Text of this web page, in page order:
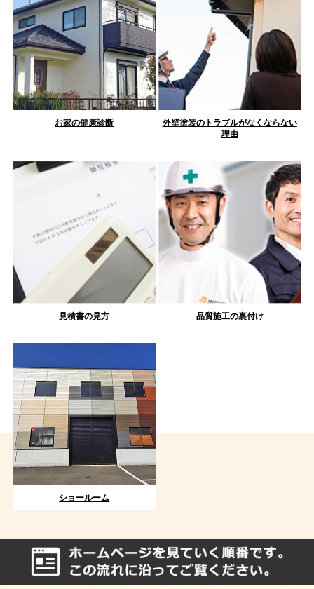
お家の健康診断
外壁塗装のトラブルがなくならない
理由
見積書の見方 品質施工の裏付け
ショールーム